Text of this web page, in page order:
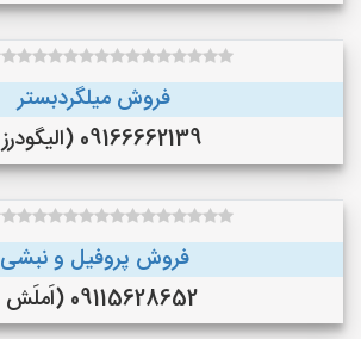
فروش میلگردبستر
09166662139 (الیگودرز )
فروش پروفیل و نبشی
09115628652 (اَملَش )